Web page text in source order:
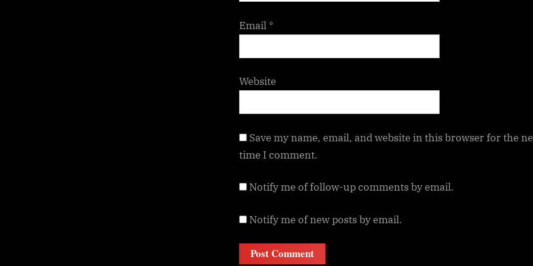
Email*
Website
Save my name, email, and website in this browser for the
time I comment.
Notify me of follow-up comments by email.
Notify me of new posts by email.